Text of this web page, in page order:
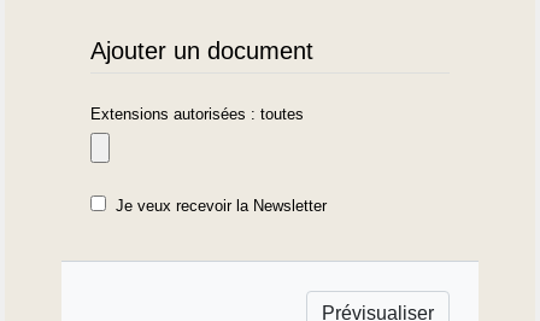
Ajouter un document
Extensions autorisées : toutes
Je veux recevoir la Newsletter